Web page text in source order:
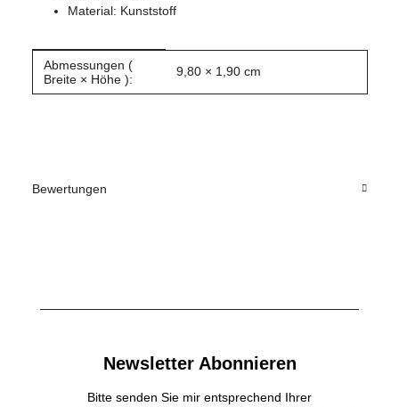
Material: Kunststoff
Produkteigenschaft
Wert
Abmessungen (
Breite × Höhe ):
9,80 × 1,90 cm
Bewertungen
Newsletter Abonnieren
Bitte senden Sie mir entsprechend Ihrer